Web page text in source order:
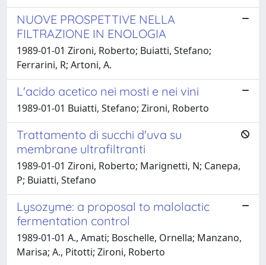
NUOVE PROSPETTIVE NELLA
FILTRAZIONE IN ENOLOGIA
1989-01-01 Zironi, Roberto; Buiatti, Stefano;
Ferrarini, R; Artoni, A.
L'acido acetico nei mosti e nei vini
1989-01-01 Buiatti, Stefano; Zironi, Roberto
Trattamento di succhi d'uva su
membrane ultrafiltranti
1989-01-01 Zironi, Roberto; Marignetti, N; Canepa,
P; Buiatti, Stefano
Lysozyme: a proposal to malolactic
fermentation control
1989-01-01 A., Amati; Boschelle, Ornella; Manzano,
Marisa; A., Pitotti; Zironi, Roberto